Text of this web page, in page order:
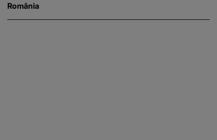
România